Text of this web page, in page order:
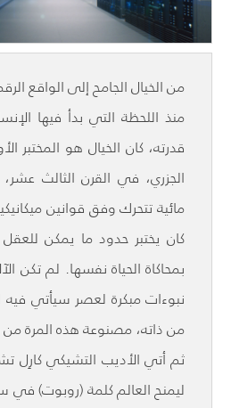
من الخيال الجامح إلى الواقع
منذ اللحظة التي بدأ فيها
قدرته، كان الخيال هو المختبر
الجزري، في القرن الثالث
مائية تتحرك وفق قوانين
كان يختبر حدود ما يمكن للعقل
بمحاكاة الحياة نفسها. لم تكن
نبوءات مبكرة لعصر سيأتي فيه
من ذاته، مصنوعة هذه المرة من
ليمنح العالم كلمة (روبوت) في